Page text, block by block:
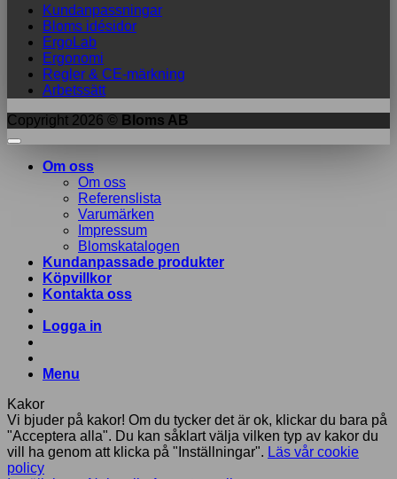
Kundanpassningar
Bloms idésidor
ErgoLab
Ergonomi
Regler & CE-märkning
Arbetssätt
Copyright 2026 © Bloms AB
Om oss
Om oss
Referenslista
Varumärken
Impressum
Blomskatalogen
Kundanpassade produkter
Köpvillkor
Kontakta oss
Logga in
Menu
Kakor
Vi bjuder på kakor! Om du tycker det är ok, klickar du bara på
"Acceptera alla". Du kan såklart välja vilken typ av kakor du
vill ha genom att klicka på "Inställningar". Läs vår cookie
policy